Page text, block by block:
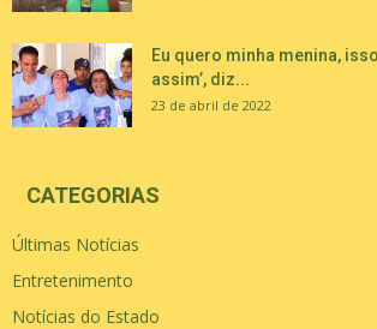
Eu quero minha menina,
assim’, diz...
23 de abril de 2022
CATEGORIAS
Últimas Notícias
Entretenimento
Notícias do Estado